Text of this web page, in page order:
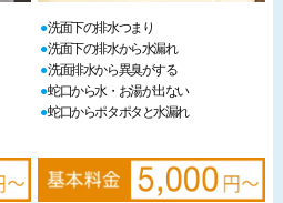
洗面下の排水つまり
洗面下の排水から水漏れ
洗面排水から異臭がする
蛇口から水・お湯が出ない
蛇口からポタポタと水漏れ